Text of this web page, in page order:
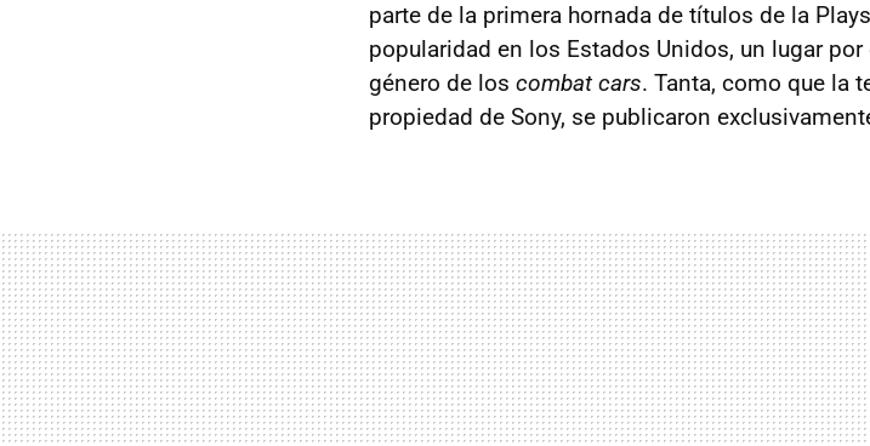
parte de la primera hornada de títulos de la
popularidad en los Estados Unidos, un lugar
género de los combat cars. Tanta, como que la
propiedad de Sony, se publicaron